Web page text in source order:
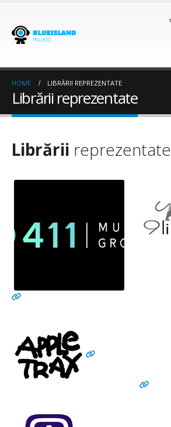
HOME LIBRĂRII REPREZENTATE
Librării reprezentate
Librării reprezentate